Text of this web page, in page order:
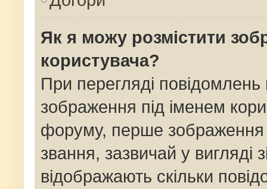
Як я можу розмістити
користувача?
При перегляді
зображення під іменем
форуму, перше зображення
звання, зазвичай у вигляді
відображають скільки